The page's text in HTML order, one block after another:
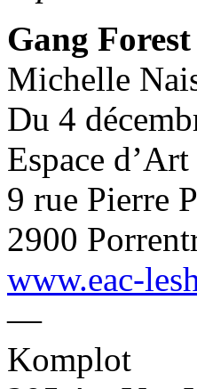
Gang Forest
Michelle
Du 4
Espace
9 rue Pierre
2900
www.eac-
—
Komplot